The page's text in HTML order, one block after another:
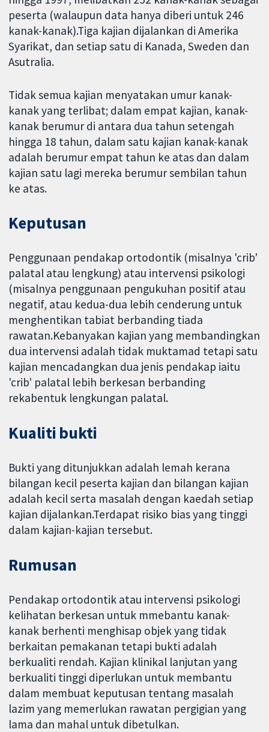
peserta (walaupun data hanya diberi untuk 246
kanak-kanak).Tiga kajian dijalankan di Amerika
Syarikat, dan setiap satu di Kanada, Sweden dan
Asutralia.
Tidak semua kajian menyatakan umur kanak-
kanak yang terlibat; dalam empat kajian, kanak-
kanak berumur di antara dua tahun setengah
hingga 18 tahun, dalam satu kajian kanak-kanak
adalah berumur empat tahun ke atas dan dalam
kajian satu lagi mereka berumur sembilan tahun
ke atas.
Keputusan
Penggunaan pendakap ortodontik (misalnya 'crib'
palatal atau lengkung) atau intervensi psikologi
(misalnya penggunaan pengukuhan positif atau
negatif, atau kedua-dua lebih cenderung untuk
menghentikan tabiat berbanding tiada
rawatan.Kebanyakan kajian yang membandingkan
dua intervensi adalah tidak muktamad tetapi satu
kajian mencadangkan dua jenis pendakap iaitu
'crib' palatal lebih berkesan berbanding
rekabentuk lengkungan palatal.
Kualiti bukti
Bukti yang ditunjukkan adalah lemah kerana
bilangan kecil peserta kajian dan bilangan kajian
adalah kecil serta masalah dengan kaedah setiap
kajian dijalankan.Terdapat risiko bias yang tinggi
dalam kajian-kajian tersebut.
Rumusan
Pendakap ortodontik atau intervensi psikologi
kelihatan berkesan untuk mmebantu kanak-
kanak berhenti menghisap objek yang tidak
berkaitan pemakanan tetapi bukti adalah
berkualiti rendah. Kajian klinikal lanjutan yang
berkualiti tinggi diperlukan untuk membantu
dalam membuat keputusan tentang masalah
lazim yang memerlukan rawatan pergigian yang
lama dan mahal untuk dibetulkan.